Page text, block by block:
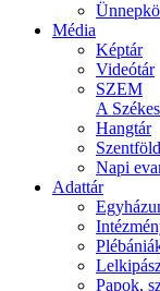
Média
Képtár
Videótár
SZEM
A
Hangtár
Napi
Adattár
Papok,